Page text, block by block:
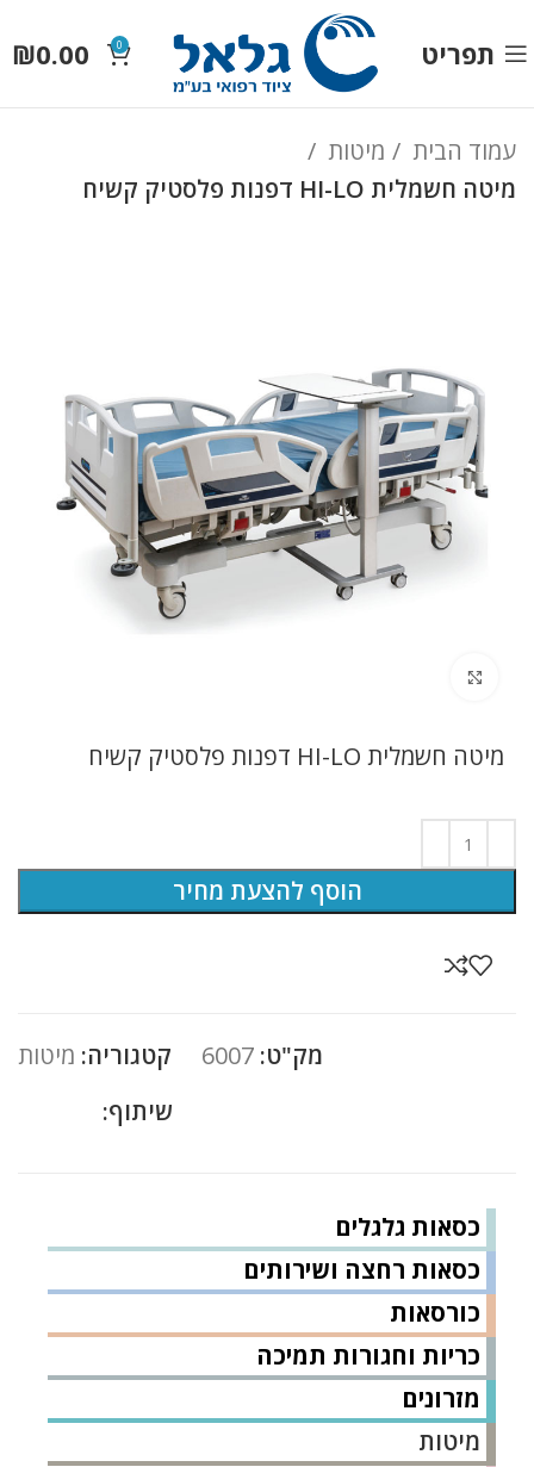
תפריט 0
₪0.00
עמוד הבית
מיטות
מיטה חשמלית HI-LO דפנות פלסטיק קשיח
כסאות גלגלים
כסאות רחצה ושירותים
כורסאות
כריות וחגורות תמיכה
מזרונים
מיטות
מיטה חשמלית HI-LO דפנות פלסטיק קשיח
הוסף להצעת מחיר
מק"ט: 6007 קטגוריה: מיטות
שיתוף: